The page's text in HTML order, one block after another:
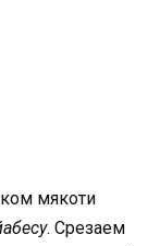
мякоти
. Срезаем